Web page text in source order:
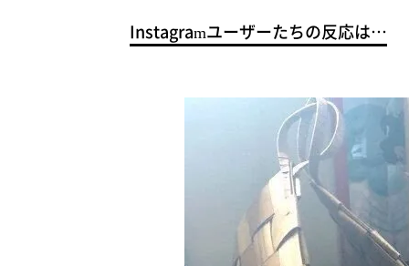
Instagramユーザーたちの反応は…